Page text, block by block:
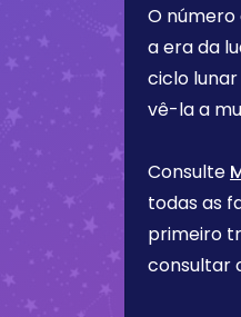
O
a era da
ciclo
vê-la a
Consulte
todas as
primeiro
consultar